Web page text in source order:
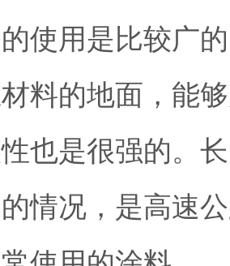
使用是比较广
料的地面，能
也是很强的。
情况，是高速